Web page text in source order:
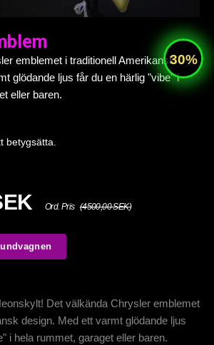
emblemet i traditionell Amerikansk
glödande ljus får du en härlig "vibe" i
eller baren.
betygsätta.
Ord. Pris (4500,00 SEK)
Det välkända Chrysler emblemet
design. Med ett varmt glödande ljus
i hela rummet, garaget eller baren.